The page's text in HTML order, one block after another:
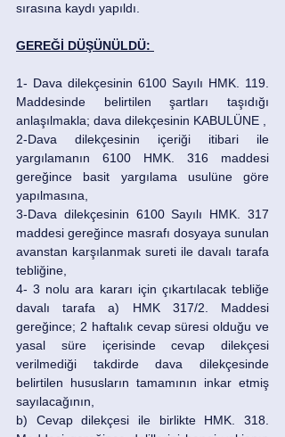
sırasına kaydı yapıldı.
GEREĞİ DÜŞÜNÜLDÜ:
1- Dava dilekçesinin 6100 Sayılı HMK. 119.
Maddesinde belirtilen şartları taşıdığı
2-Dava dilekçesinin içeriği itibari ile
yargılamanın 6100 HMK. 316 maddesi
gereğince basit yargılama usulüne göre
yapılmasına,
3-Dava dilekçesinin 6100 Sayılı HMK. 317
maddesi gereğince masrafı dosyaya sunulan
avanstan karşılanmak sureti ile davalı tarafa
tebliğine,
4- 3 nolu ara kararı için çıkartılacak tebliğe
davalı tarafa a) HMK 317/2. Maddesi
gereğince; 2 haftalık cevap süresi olduğu ve
yasal süre içerisinde cevap dilekçesi
verilmediği takdirde dava dilekçesinde
belirtilen hususların tamamının inkar etmiş
sayılacağının,
b) Cevap dilekçesi ile birlikte HMK. 318.